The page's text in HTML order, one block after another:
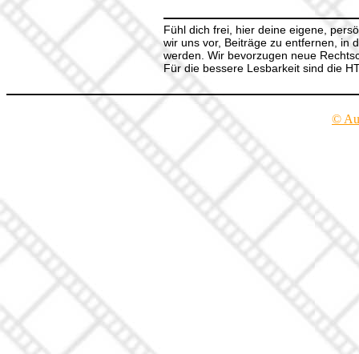
Fühl dich frei, hier deine eigene,
wir uns vor, Beiträge zu entfernen, in
werden. Wir bevorzugen neue
Für die bessere Lesbarkeit sind die
©